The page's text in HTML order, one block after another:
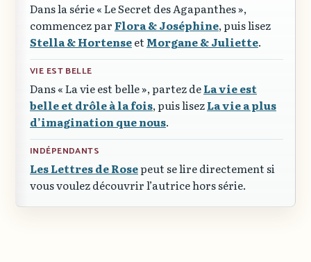
Dans la série« Le Secret des Agapanthes »,
commencez par Flora & Joséphine, puis lisez
Stella & HortenseetMorgane & Juliette.
VIE EST BELLE
Dans« La vie est belle », partez deLa vie est
belle et drôle à la fois, puis lisezLa vie a plus
d’imagination que nous.
INDÉPENDANTS
Les Lettres de Rosepeut se lire directement si
vous voulez découvrir l’autrice hors série.